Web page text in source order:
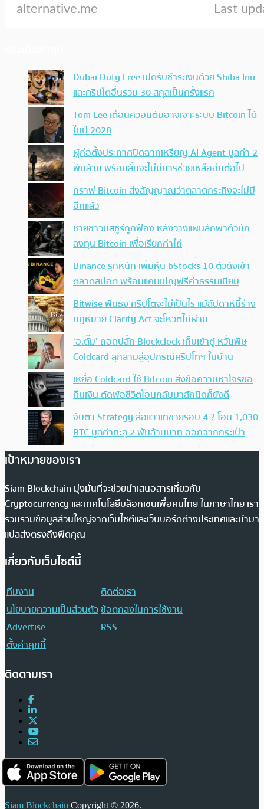
Dubai Duty Free เปิดรับชำระเงินด้วย Shiba Inu
และคริปโตอื่นรวม 30 สกุลเป็นครั้งแรก
Tom Lee เตือนควอนตัมอาจเจาะระบบ Bitcoin ได้
ในปี 2028
ผู้ก่อตั้งประกาศปิดฉากเหรียญ AI Agent มูลค่า 2
พันล้าน พร้อมลั่นจะไม่มีการช่วยเหลืออีกต่อไป
กราฟ Bitcoin ส่งสัญญาณว่าตลาดกระทิงจะไม่มี
อีกแล้ว
ชายชาวมิสซูรีถูกฟ้อง หลังวางแผนลักพาตัวนัก
ลงทุน Bitcoin เพื่อเรียกค่าไถ่
Binance รุกหนัก เพิ่มหุ้น bStocks 10 ตัวดังเข้า
ตลาดสปอต พร้อมแคมเปญฟรีค่าธรรมเนียม
Bitwise ฟันธง คริปโตจะไม่เป็นไร แม้สัปดาห์นี้ร่าง
กฎหมาย Clarity Act จะโหวตไม่ผ่าน
‘อ.ตั๊ม’ ถอดปลั้ก Blockclock เก็บเข้าตู้ หวั่นพิษ
Coldcard ลุกลามสู่อุปกรณ์คริปโทฯ ในบ้าน
เหยื่อ Coldcard ใช้ Bitcoin ส่งข้อความหาโจรขอ
คืนเงิน ตัดพ้อชีวิตโอนกลับมาสักนิดก็ยังดี
จับตา Strategy ส่อแววเทขายรอบ 4 ? โอน 1,030
BTC มูลค่าทะลุ 2 พันล้านบาท ออกจากกระเป๋า
เป้าหมายของเรา
Siam Blockchain มุ่งมั่นที่จะช่วยนำเสนอสารเกี่ยวกับ
Cryptocurrency และเทคโนโลยีบล็อกเชนเพื่อคนไทย ในภาษาไทย เรา
รวบรวมข้อมูลส่วนใหญ่จากเว็บไซต์และเว็บบอร์ดต่างประเทศและนำมา
แปลส่งตรงถึงฟีดคุณ
เกี่ยวกับเว็บไซต์นี้
ทีมงาน
ติดต่อเรา
นโยบายความเป็นส่วนตัวข้อตกลงในการใช้งาน
Advertise
RSS
ตั้งค่าคุกกี้
ติดตามเรา
Siam Blockchain Copyright © 2026.